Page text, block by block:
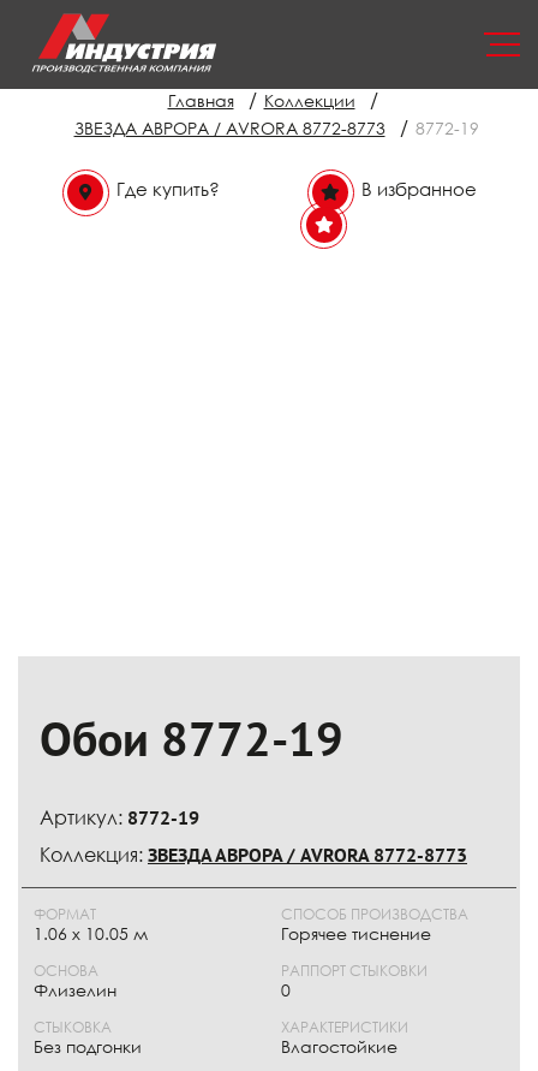
Главная / Коллекции /
ЗВЕЗДА АВРОРА / AVRORA 8772-8773 / 8772-19
Где купить? В избранное
Обои 8772-19
Артикул: 8772-19
Коллекция: ЗВЕЗДА АВРОРА / AVRORA 8772-8773
ФОРМАТ
1.06 x 10.05 м
ОСНОВА
Флизелин
СПОСОБ ПРОИЗВОДСТВА
Горячее тиснение
РАППОРТ СТЫКОВКИ
0
СТЫКОВКА
Без подгонки
ХАРАКТЕРИСТИКИ
Влагостойкие